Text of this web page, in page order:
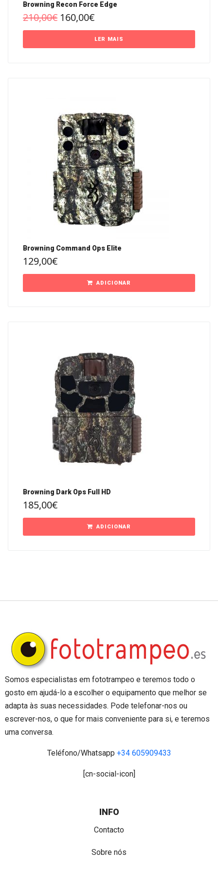
Browning Recon Force Edge
210,00€ 160,00€
LER MAIS
Browning Command Ops Elite
129,00€
ADICIONAR
Browning Dark Ops Full HD
185,00€
ADICIONAR
Somos especialistas em fototrampeo e teremos todo o
gosto em ajudá-lo a escolher o equipamento que melhor se
adapta às suas necessidades. Pode telefonar-nos ou
escrever-nos, o que for mais conveniente para si, e teremos
uma conversa.
Teléfono/Whatsapp +34 605909433
[cn-social-icon]
INFO
Contacto
Sobre nós